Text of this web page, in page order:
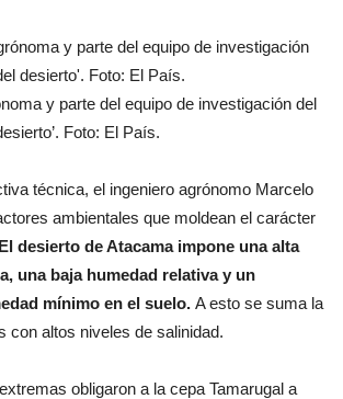
y parte del equipo de investigación del
Foto: El País.
técnica, el ingeniero agrónomo Marcelo
ambientales que moldean el carácter
El desierto de Atacama impone una alta
una baja humedad relativa y un
mínimo en el suelo. A esto se suma la
con altos niveles de salinidad.
obligaron a la cepa Tamarugal a